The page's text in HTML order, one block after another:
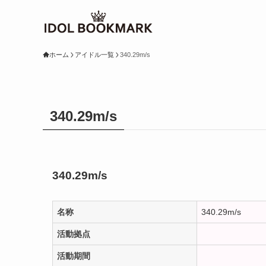
ホーム アイドル一覧 340.29m/s
340.29m/s
340.29m/s
名称 340.29m/s
活動拠点
活動期間